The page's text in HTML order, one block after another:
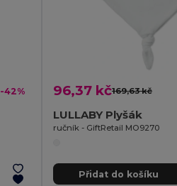
-42% 96,37 kč169,63 kč
LULLABY Plyšák
ručník - GiftRetail MO9270
Přidat do košíku